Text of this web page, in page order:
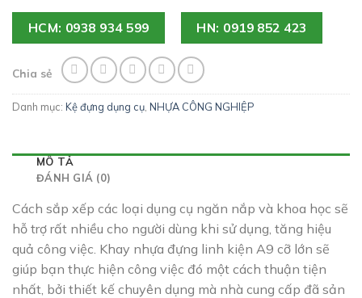
HCM: 0938 934 599 HN: 0919 852 423
Chia sẻ
Danh mục: Kệ đựng dụng cụ NHỰA CÔNG NGHIỆP
MÔ TẢ
ĐÁNH GIÁ (0)
Cách sắp xếp các loại dụng cụ ngăn nắp và khoa học sẽ
hỗ trợ rất nhiều cho người dùng khi sử dụng, tăng hiệu
quả công việc. Khay nhựa đựng linh kiện A9 cỡ lớn sẽ
giúp bạn thực hiện công việc đó một cách thuận tiện
nhất, bởi thiết kế chuyên dụng mà nhà cung cấp đã sản